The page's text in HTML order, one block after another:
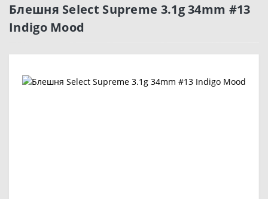
Блешня Select Supreme 3.1g 34mm #13
Indigo Mood